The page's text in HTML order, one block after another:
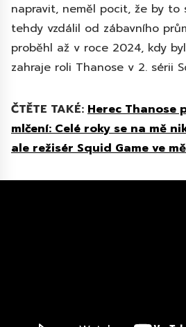
napravit, neměl pocit, že by to
tehdy vzdálil od zábavního
proběhl až v roce 2024, kdy
zahraje roli Thanose v 2. sérii
ČTĚTE TAKÉ: Herec Thanose
mlčení: Celé roky se na mě
ale režisér Squid Game ve